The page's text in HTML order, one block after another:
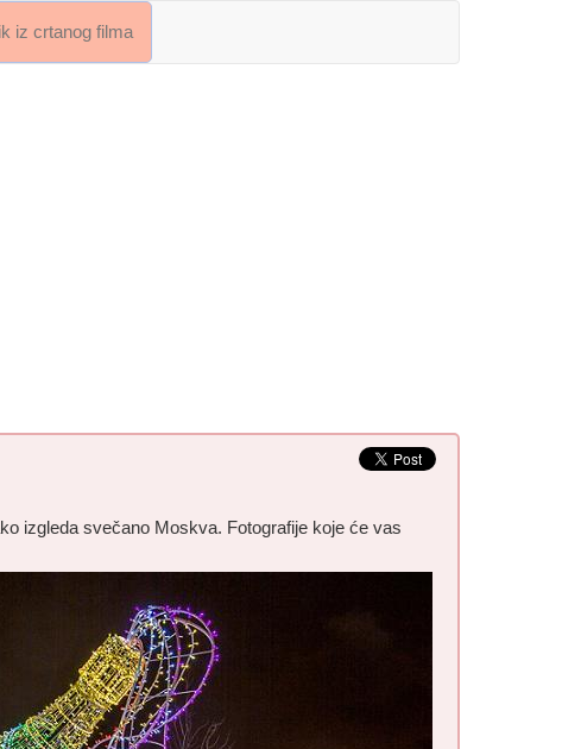
iz crtanog filma
izgleda svečano Moskva. Fotografije koje će vas